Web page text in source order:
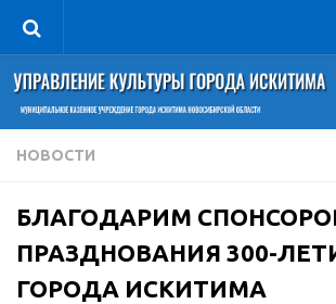
Управление
Руководитель
Сведения об организации
Книга почета культуры
Фотогалерея
Документы
НОВОСТИ
БЛАГОДАРИМ
ПРАЗДНОВАНИЯ 300-
ГОРОДА ИСКИТИМА